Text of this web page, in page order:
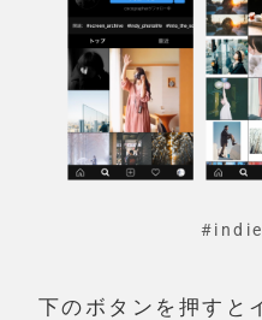
下のボタンを押すと